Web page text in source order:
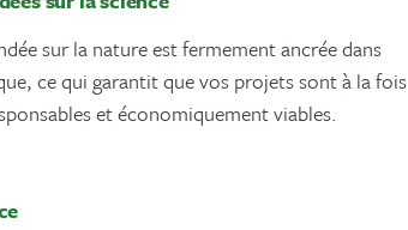
sur la nature est fermement ancrée dans
ce qui garantit que vos projets sont à la fois
et économiquement viables.